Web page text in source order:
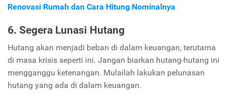
Renovasi Rumah dan Cara Hitung Nominalnya
6. Segera Lunasi Hutang
Hutang akan menjadi beban di dalam keuangan, terutama
di masa krisis seperti ini. Jangan biarkan hutang-hutang ini
mengganggu ketenangan. Mulailah lakukan pelunasan
hutang yang ada di dalam keuangan.